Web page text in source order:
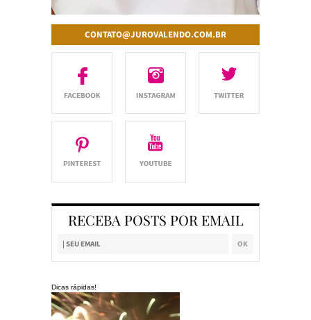
CONTATO@JUROVALENDO.COM.BR
RECEBA POSTS POR EMAIL
Dicas rápidas!